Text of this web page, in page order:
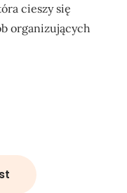
cieszy się
organizujących